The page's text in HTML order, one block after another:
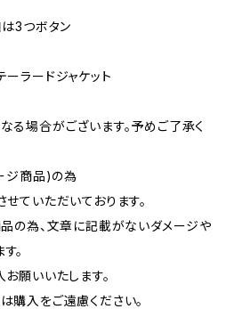
は3つボタン
ーラードジャケット
る場合がございます。予めご了承く
ジ商品)の為
ていただいております。
品の為、文章に記載がないダメージや
。
願いいたします。
購入をご遠慮ください。